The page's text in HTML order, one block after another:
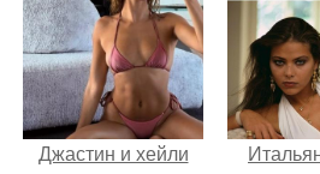
Джастин и хейли